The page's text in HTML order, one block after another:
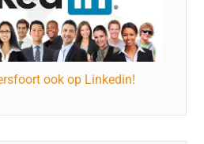
ook op Linkedin!